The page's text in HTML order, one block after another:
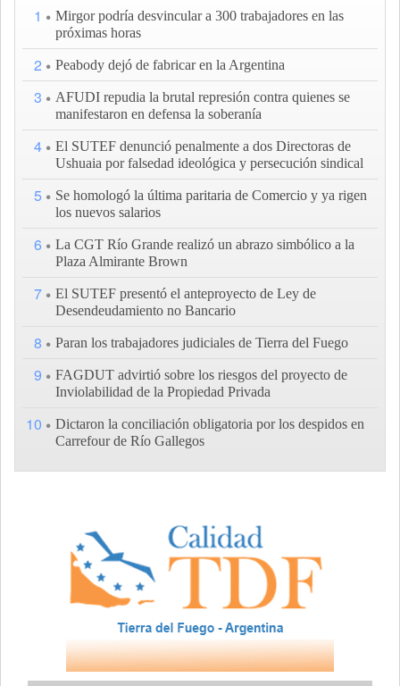
1
Mirgor podría desvincular a 300 trabajadores en las
próximas horas
2 Peabody dejó de fabricar en la Argentina
3
AFUDI repudia la brutal represión contra quienes se
manifestaron en defensa la soberanía
4
El SUTEF denunció penalmente a dos Directoras de
Ushuaia por falsedad ideológica y persecución sindical
5
Se homologó la última paritaria de Comercio y ya rigen
los nuevos salarios
6
La CGT Río Grande realizó un abrazo simbólico a la
Plaza Almirante Brown
7
El SUTEF presentó el anteproyecto de Ley de
Desendeudamiento no Bancario
8 Paran los trabajadores judiciales de Tierra del Fuego
9
FAGDUT advirtió sobre los riesgos del proyecto de
Inviolabilidad de la Propiedad Privada
10
Dictaron la conciliación obligatoria por los despidos en
Carrefour de Río Gallegos